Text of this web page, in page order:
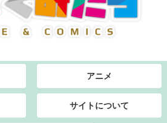
アニメ
サイトについて